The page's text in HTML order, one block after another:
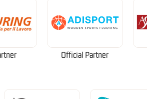
Official Partner